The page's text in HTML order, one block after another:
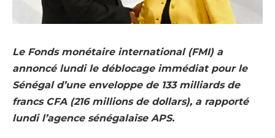
Le Fonds monétaire international (FMI) a
annoncé lundi le déblocage immédiat pour le
Sénégal d’une enveloppe de 133 milliards de
francs CFA (216 millions de dollars), a rapporté
lundi l’agence sénégalaise APS.